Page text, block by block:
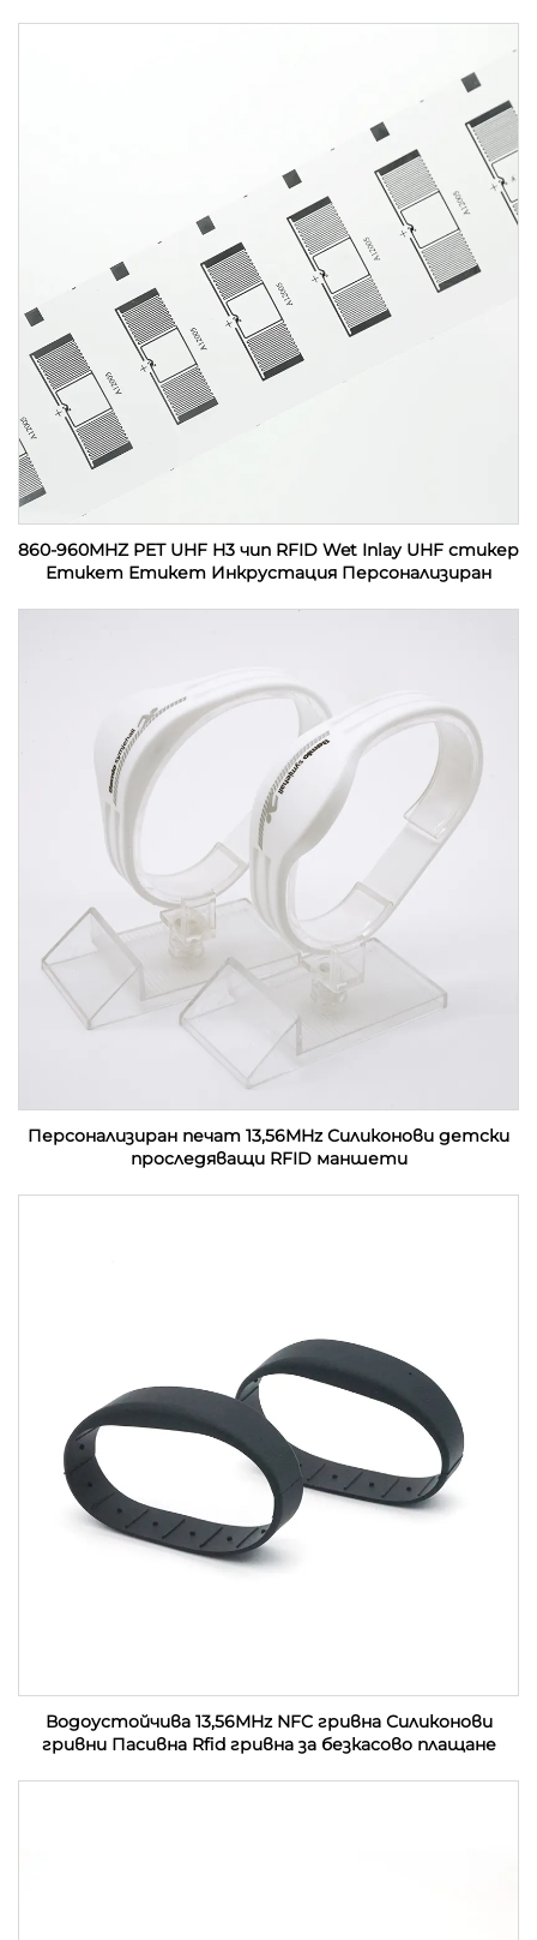
860-960MHZ PET UHF H3 чип RFID Wet Inlay UHF стикер
Етикет Етикет Инкрустация Персонализиран
Персонализиран печат 13,56MHz Силиконови детски
проследяващи RFID маншети
Водоустойчива 13,56MHz NFC гривна Силиконови
гривни Пасивна Rfid гривна за безкасово плащане